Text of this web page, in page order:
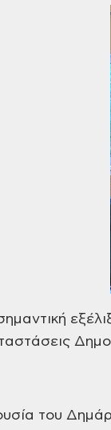
του